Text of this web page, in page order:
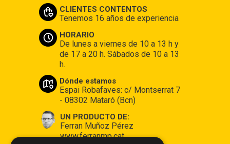
CLIENTES CONTENTOS
Tenemos 16 años de experiencia
HORARIO
De lunes a viernes de 10 a 13 h y
de 17 a 20 h. Sábados de 10 a 13
h.
Dónde estamos
Espai Robafaves: c/ Montserrat 7
- 08302 Mataró (Bcn)
UN PRODUCTO DE:
Ferran Muñoz Pérez
www.ferranmp.cat